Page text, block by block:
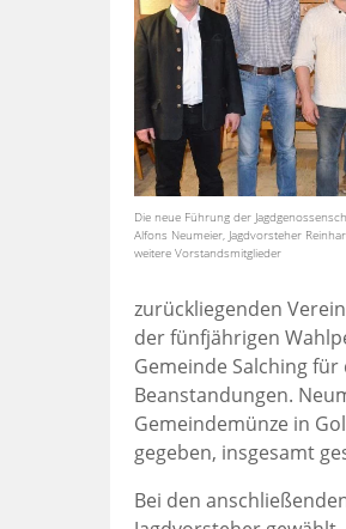
Die neue Führung der
Alfons Neumeier, Jagdvorsteher
weitere Vorstandsmitglieder
zurückliegenden
der fünfjährigen
Gemeinde Salching
Beanstandungen.
Gemeindemünze in
gegeben, insgesamt
Bei den